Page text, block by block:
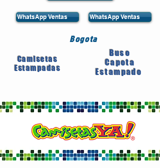
WhatsApp Ventas WhatsApp Ventas
Bogota
Camisetas
Estampadas
Buso
Capota
Estampado